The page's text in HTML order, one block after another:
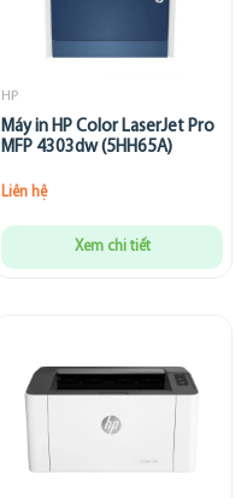
HP
Máy in HP Color LaserJet Pro
MFP 4303dw (5HH65A)
Liên hệ
Xem chi tiết